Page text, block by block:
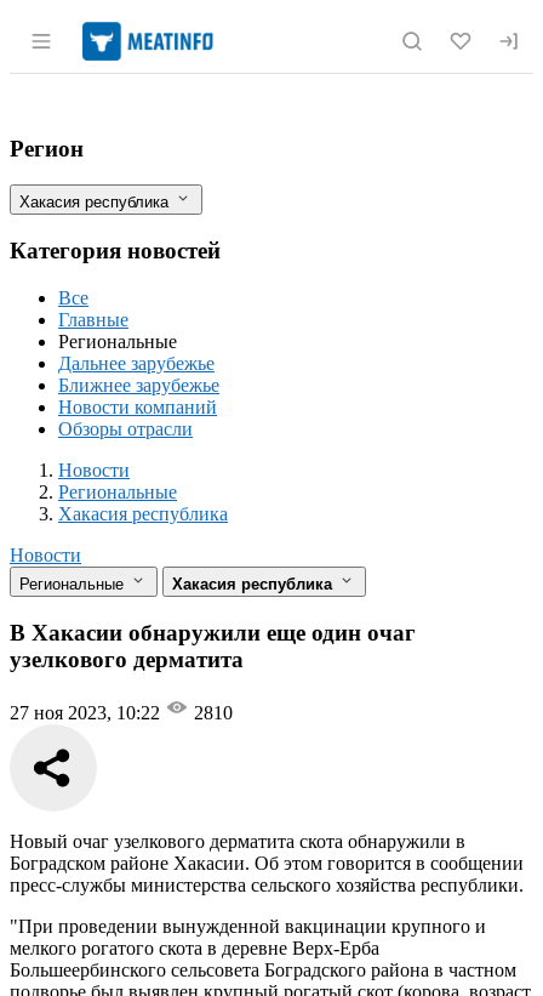
Раздел навигации по сайту
В Хакасии обнаружили еще один очаг
Фильтры
Регион
Хакасия республика
Категория новостей
Все
Главные
Региональные
Дальнее зарубежье
Ближнее зарубежье
Новости компаний
Обзоры отрасли
Новости
Разделы
Новости
Региональные
Хакасия республика
Новости
Региональные Хакасия республика
В Хакасии обнаружили еще один очаг
узелкового дерматита
27 ноя 2023, 10:22 2810
Новый очаг узелкового дерматита скота обнаружили в
Боградском районе Хакасии. Об этом говорится в сообщении
пресс-службы министерства сельского хозяйства республики.
"При проведении вынужденной вакцинации крупного и
мелкого рогатого скота в деревне Верх-Ерба
Большеербинского сельсовета Боградского района в частном